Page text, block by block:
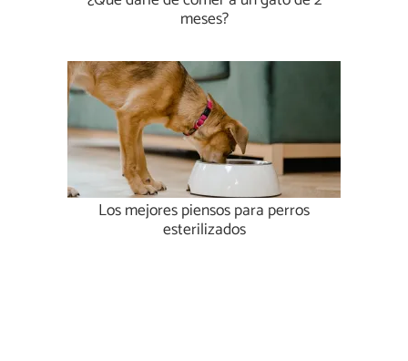
meses?
Los mejores piensos para perros
esterilizados